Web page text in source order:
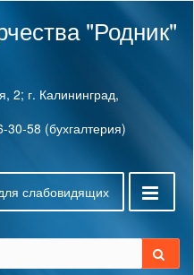
"Родник"
2; г. Калининград,
58 (бухгалтерия)
слабовидящих